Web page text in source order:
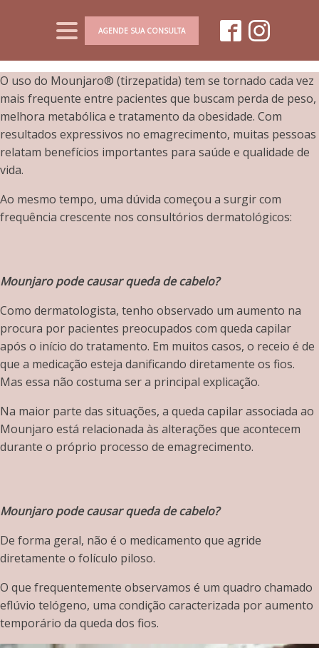
AGENDE SUA CONSULTA
O uso do Mounjaro® (tirzepatida) tem se tornado cada vez
mais frequente entre pacientes que buscam perda de peso,
melhora metabólica e tratamento da obesidade. Com
resultados expressivos no emagrecimento, muitas pessoas
relatam benefícios importantes para saúde e qualidade de
vida.
Ao mesmo tempo, uma dúvida começou a surgir com
frequência crescente nos consultórios dermatológicos:
Mounjaro pode causar queda de cabelo?
Como dermatologista, tenho observado um aumento na
procura por pacientes preocupados com queda capilar
após o início do tratamento. Em muitos casos, o receio é de
que a medicação esteja danificando diretamente os fios.
Mas essa não costuma ser a principal explicação.
Na maior parte das situações, a queda capilar associada ao
Mounjaro está relacionada às alterações que acontecem
durante o próprio processo de emagrecimento.
Mounjaro pode causar queda de cabelo?
De forma geral, não é o medicamento que agride
diretamente o folículo piloso.
O que frequentemente observamos é um quadro chamado
eflúvio telógeno, uma condição caracterizada por aumento
temporário da queda dos fios.